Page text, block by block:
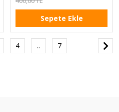
Sepete Ekle
4 .. 7